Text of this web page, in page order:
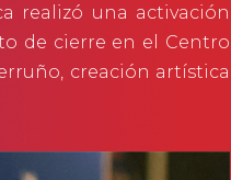
realizó una activación
de cierre en el Centro
creación artística